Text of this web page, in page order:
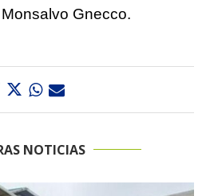
Gnecco.
NOTICIAS